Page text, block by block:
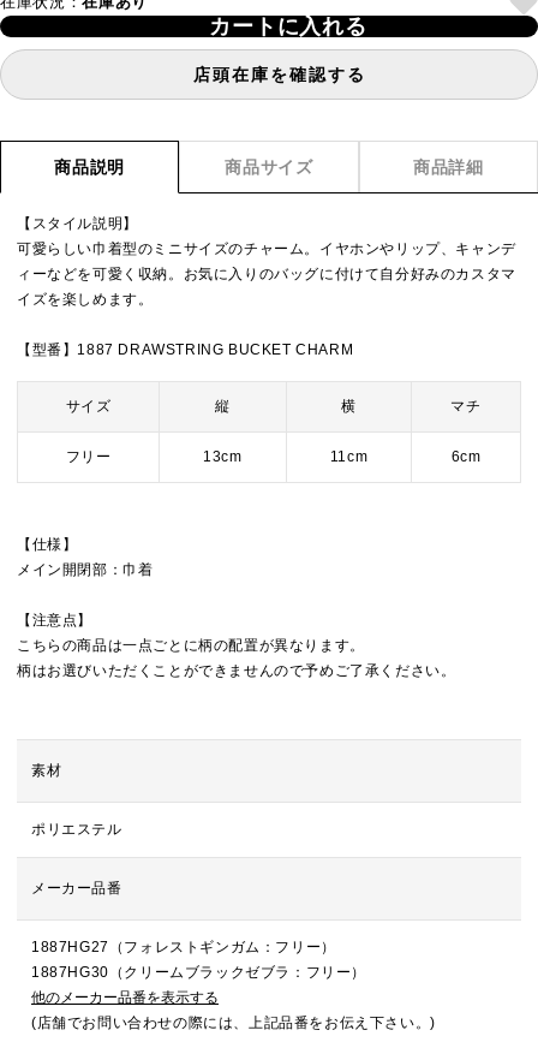
カートに入れる
店頭在庫を確認する
商品説明 商品サイズ 商品詳細
【スタイル説明】
可愛らしい巾着型のミニサイズのチャーム。イヤホンやリップ、キャンデ
ィーなどを可愛く収納。お気に入りのバッグに付けて自分好みのカスタマ
イズを楽しめます。
【型番】1887 DRAWSTRING BUCKET CHARM
サイズ 縦 横 マチ
フリー 13cm 11cm 6cm
【仕様】
メイン開閉部：巾着
【注意点】
こちらの商品は一点ごとに柄の配置が異なります。
柄はお選びいただくことができませんので予めご了承ください。
素材
ポリエステル
メーカー品番
1887HG27（フォレストギンガム：フリー）
1887HG30（クリームブラックゼブラ：フリー）
他のメーカー品番を表示する
(店舗でお問い合わせの際には、上記品番をお伝え下さい。)